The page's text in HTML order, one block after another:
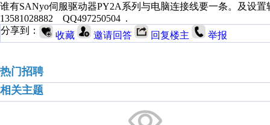
谁有SANyo伺服驱动器PY2A系列与电脑连接线要一条。及设
13581028882 QQ497250504 .
分享到：
收藏 邀请回答 回复楼主 举报
热门招聘
相关主题